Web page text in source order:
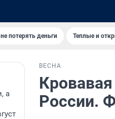
потерять деньги Теплые и
а
ВЕСНА
России.